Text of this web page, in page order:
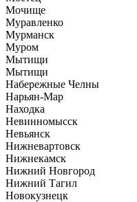
Мочище
Муравленко
Мурманск
Муром
Мытищи
Мытищи
Набережные Челны
Нарьян-Мар
Находка
Невинномысск
Невьянск
Нижневартовск
Нижнекамск
Нижний Новгород
Нижний Тагил
Новокузнецк